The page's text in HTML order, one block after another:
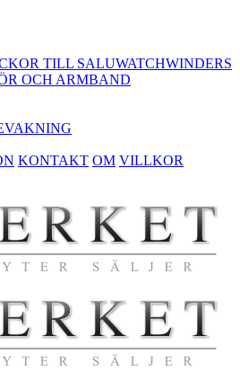
TILL SALUWATCHWINDERS
OCH ARMBAND
KONTAKT OM VILLKOR